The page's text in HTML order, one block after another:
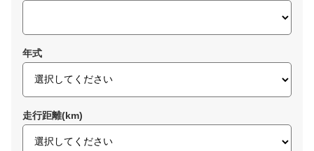
年式
走行距離(km)